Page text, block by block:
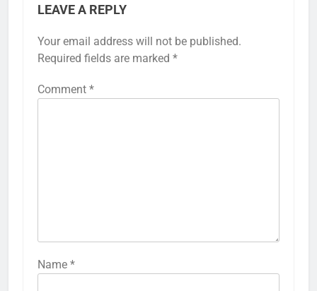
LEAVE A REPLY
Your email address will not be published.
Required fields are marked *
Comment *
Name *